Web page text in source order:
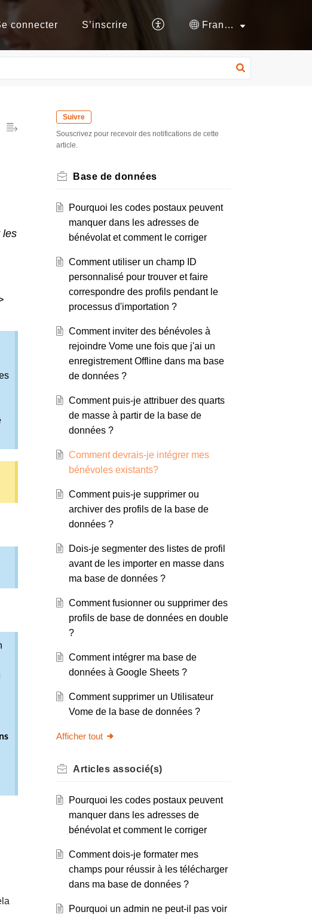
connecter S’inscrire Français (France)
les
Suivre
Souscrivez pour recevoir des notifications de cette
article.
Base de données
Pourquoi les codes postaux peuvent
manquer dans les adresses de
bénévolat et comment le corriger
Comment utiliser un champ ID
personnalisé pour trouver et faire
correspondre des profils pendant le
processus d'importation ?
Comment inviter des bénévoles à
rejoindre Vome une fois que j'ai un
enregistrement Offline dans ma base
de données ?
Comment puis-je attribuer des quarts
de masse à partir de la base de
données ?
Comment devrais-je intégrer mes
bénévoles existants?
Comment puis-je supprimer ou
archiver des profils de la base de
données ?
Dois-je segmenter des listes de profil
avant de les importer en masse dans
ma base de données ?
Comment fusionner ou supprimer des
profils de base de données en double
?
Comment intégrer ma base de
données à Google Sheets ?
Comment supprimer un Utilisateur
Vome de la base de données ?
Afficher tout
Articles associé(s)
Pourquoi les codes postaux peuvent
manquer dans les adresses de
bénévolat et comment le corriger
Comment dois-je formater mes
champs pour réussir à les télécharger
dans ma base de données ?
Pourquoi un admin ne peut-il pas voir